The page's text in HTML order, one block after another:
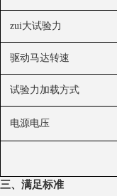
zui大试验力
驱动马达转速
试验力加载方式
电源电压
三、满足标准